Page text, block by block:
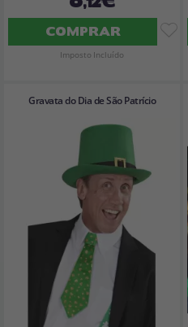
COMPRAR
Imposto Incluído
Gravata do Dia de São Patrício